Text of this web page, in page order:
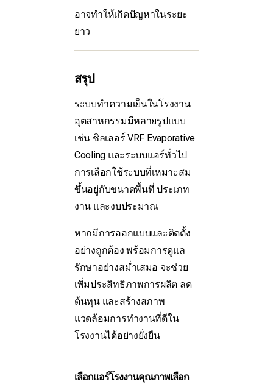
อาจทำให้เกิดปัญหาในระยะ
ยาว
สรุป
ระบบทำความเย็นในโรงงาน
อุตสาหกรรมมีหลายรูปแบบ
เช่น ชิลเลอร์ VRF Evaporative
Cooling และระบบแอร์ทั่วไป
การเลือกใช้ระบบที่เหมาะสม
ขึ้นอยู่กับขนาดพื้นที่ ประเภท
งาน และงบประมาณ
หากมีการออกแบบและติดตั้ง
อย่างถูกต้อง พร้อมการดูแล
รักษาอย่างสม่ำเสมอ จะช่วย
เพิ่มประสิทธิภาพการผลิต ลด
ต้นทุน และสร้างสภาพ
แวดล้อมการทำงานที่ดีใน
โรงงานได้อย่างยั่งยืน
เลือกแอร์โรงงานคุณภาพเลือก